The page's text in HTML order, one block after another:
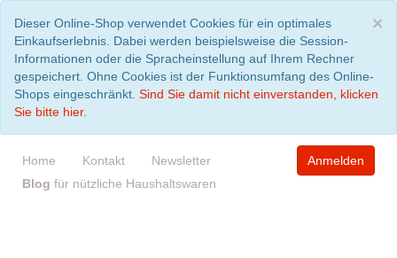
×
Dieser Online-Shop verwendet Cookies für ein optimales
Einkaufserlebnis. Dabei werden beispielsweise die Session-
Informationen oder die Spracheinstellung auf Ihrem Rechner
gespeichert. Ohne Cookies ist der Funktionsumfang des Online-
Shops eingeschränkt. Sind Sie damit nicht einverstanden, klicken
Sie bitte hier.
Home Kontakt
Newsletter
Blog für nützliche Haushaltswaren
Anmelden